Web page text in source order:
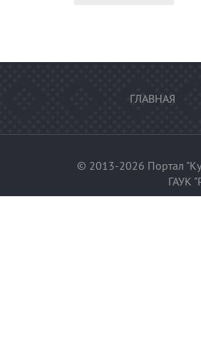
ГЛАВНАЯ
© 2013-2026 Портал
ГАУК